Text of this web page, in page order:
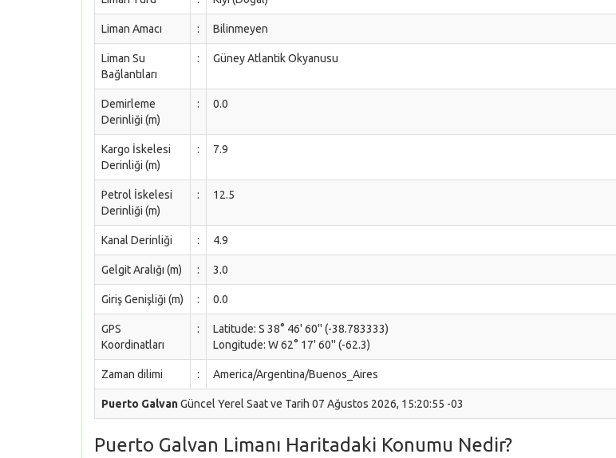
Liman Amacı : Bilinmeyen
Liman Su
Bağlantıları
: Güney Atlantik Okyanusu
Demirleme
Derinliği (m)
: 0.0
Kargo İskelesi
Derinliği (m)
: 7.9
Petrol İskelesi
Derinliği (m)
: 12.5
Kanal Derinliği : 4.9
Gelgit Aralığı (m) : 3.0
Giriş Genişliği (m) : 0.0
GPS
Koordinatları
:
Latitude: S 38° 46' 60'' (-38.783333)
Longitude: W 62° 17' 60'' (-62.3)
Zaman dilimi : America/Argentina/Buenos_Aires
Puerto GalvanGüncel Yerel Saat ve Tarih 07 Ağustos 2026, 15:20:55 -03
Puerto Galvan Limanı Haritadaki Konumu Nedir?